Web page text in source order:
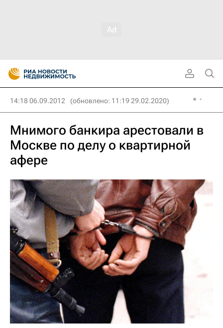
14:18 06.09.2012 (обновлено: 11:19 29.02.2020)
Мнимого банкира арестовали в
Москве по делу о квартирной
афере